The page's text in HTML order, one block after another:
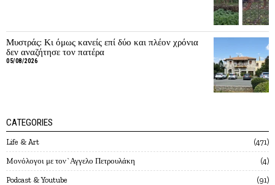
Μυστράς: Κι όμως κανείς επί δύο και πλέον χρόνια
δεν αναζήτησε τον πατέρα
05/08/2026
CATEGORIES
Life & Art 471
Mονόλογοι με τον`Αγγελο Πετρουλάκη 4
Podcast & Youtube 91